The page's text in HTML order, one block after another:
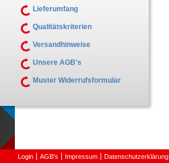
Lieferumfang
Qualitätskriterien
Versandhinweise
Unsere AGB's
Muster Widerrufsformular
Login AGB's Impressum Datenschutzerklärung